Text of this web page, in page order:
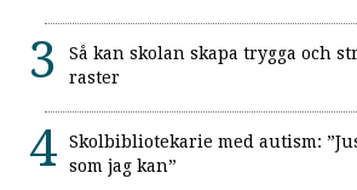
Så kan skolan skapa trygga och
raster
Skolbibliotekarie med autism:
som jag kan”